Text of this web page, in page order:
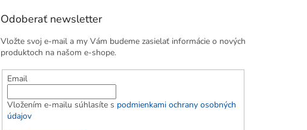
Odoberať newsletter
Vložte svoj e-mail a my Vám budeme zasielať informácie o nových
produktoch na našom e-shope.
Email
Vložením e-mailu súhlasíte s podmienkami ochrany osobných
údajov